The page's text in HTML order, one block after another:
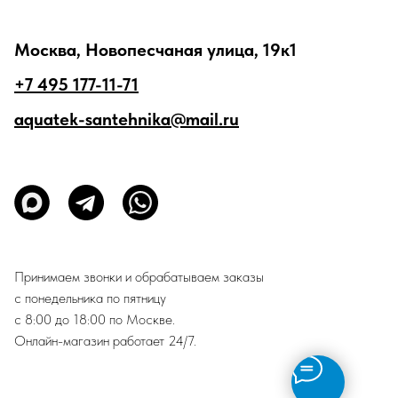
Москва, Новопесчаная улица, 19к1
+7 495 177-11-71
aquatek-santehnika@mail.ru
Принимаем звонки и обрабатываем заказы
с понедельника по пятницу
с 8:00 до 18:00 по Москве.
Онлайн-магазин работает 24/7.